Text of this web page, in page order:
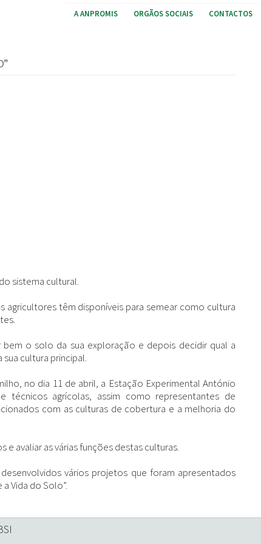
A ANPROMIS ORGÃOS SOCIAIS CONTACTOS
sistema cultural.
agricultores têm disponíveis para semear como cultura
o solo da sua exploração e depois decidir qual a
cultura principal.
no dia 11 de abril, a Estação Experimental António
técnicos agrícolas, assim como representantes de
com as culturas de cobertura e a melhoria do
avaliar as várias funções destas culturas.
vários projetos que foram apresentados
Vida do Solo”.